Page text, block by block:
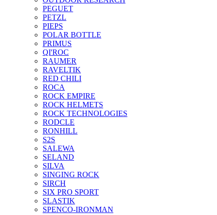
PEGUET
PETZL
PIEPS
POLAR BOTTLE
PRIMUS
QI'ROC
RAUMER
RAVELTIK
RED CHILI
ROCA
ROCK EMPIRE
ROCK HELMETS
ROCK TECHNOLOGIES
RODCLE
RONHILL
S2S
SALEWA
SELAND
SILVA
SINGING ROCK
SIRCH
SIX PRO SPORT
SLASTIK
SPENCO-IRONMAN